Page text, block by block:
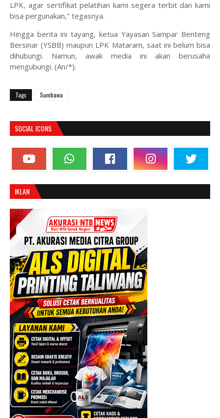
LPK, agar sertifikat pelatihan kami segera terbit dan kami
bisa pergunakan," tegasnya.
Hingga berita ini tayang, ketua Yayasan Sampar Benteng
Bersinar (YSBB) maupun LPK Mataram, saat ini belum bisa
dihubungi. Namun, awak media ini akan berusaha
mengubungi. (An/*).
Tags Sumbawa
SOCIAL ICONS
IKLAN